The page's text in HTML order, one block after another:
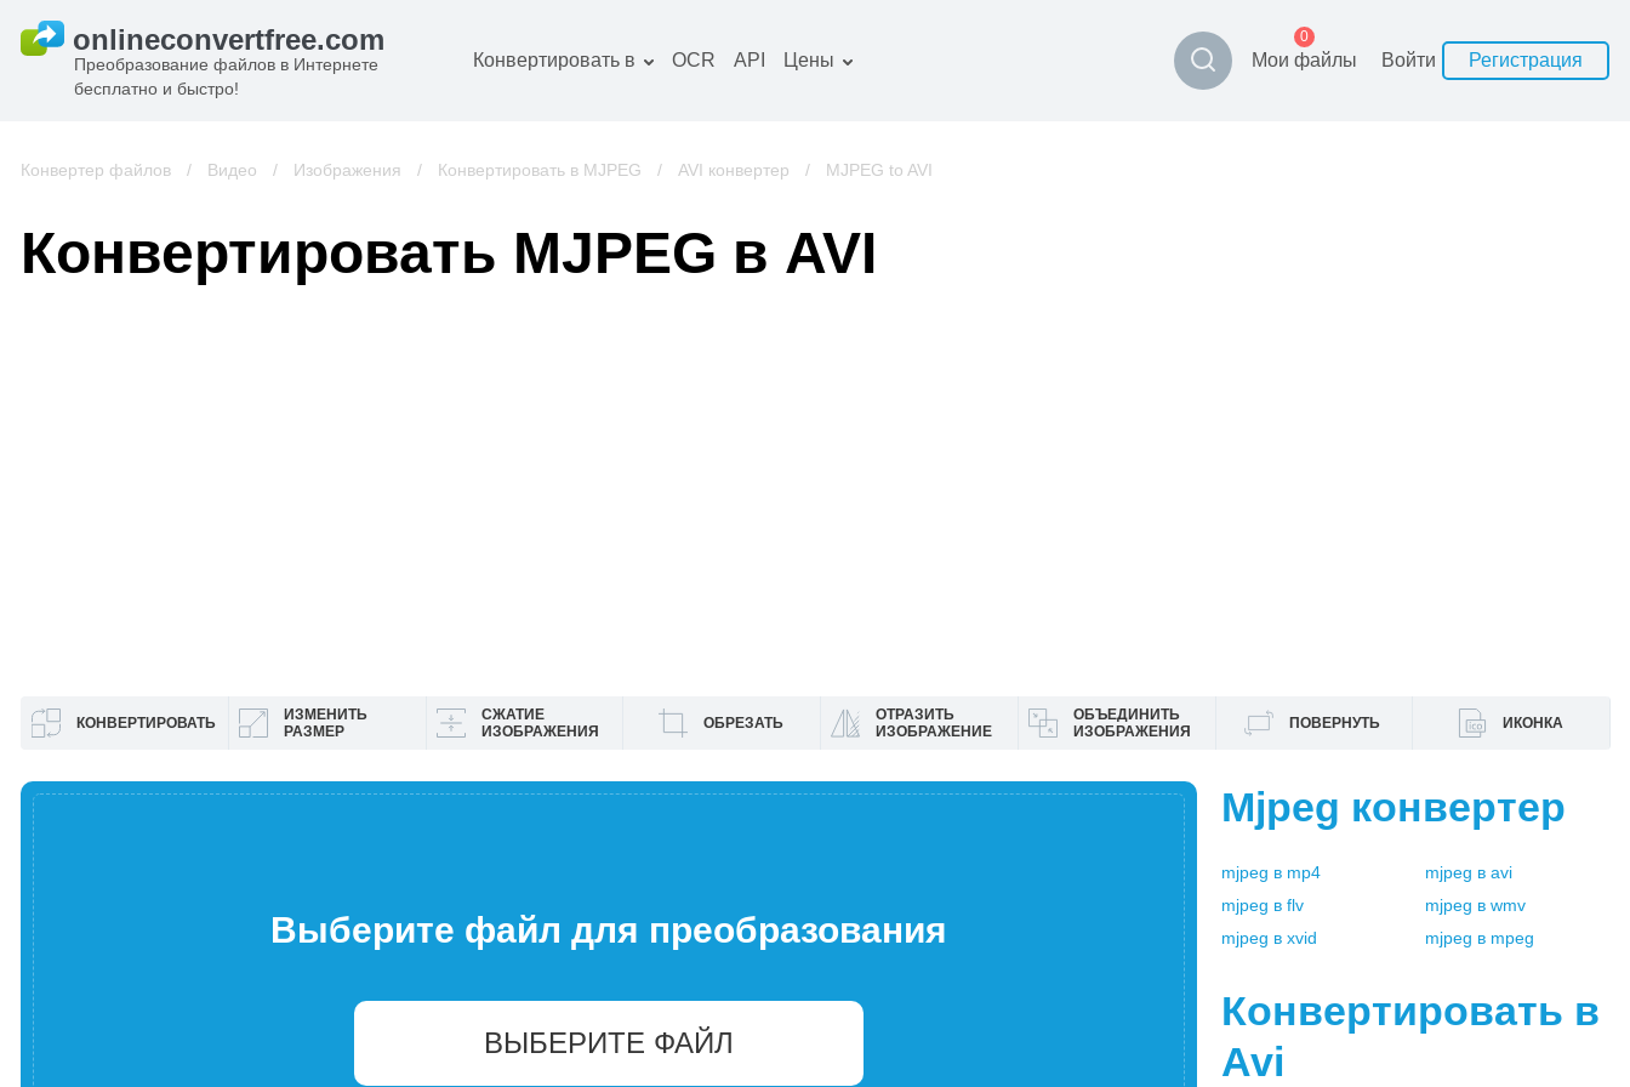
Преобразование файлов в Интернете
бесплатно и быстро!
Конвертировать в
конвертер
Книги конвертер
OCR API Цены Мои файлы
0
Войти Регистрация
Конвертер файлов / Видео / Изображения / Конвертировать в MJPEG / AVI конвертер / MJPEG to AVI
Конвертировать MJPEG в AVI
КОНВЕРТИРОВАТЬ
ИЗМЕНИТЬ
РАЗМЕР
СЖАТИЕ
ИЗОБРАЖЕНИЯ
ОБРЕЗАТЬ
ОТРАЗИТЬ
ИЗОБРАЖЕНИЕ
ОБЪЕДИНИТЬ
ИЗОБРАЖЕНИЯ
ПОВЕРНУТЬ ИКОНКА
Выберите файл для преобразования
ВЫБЕРИТЕ ФАЙЛ
Mjpeg конвертер
mjpeg в mp4 mjpeg в avi
mjpeg в flv mjpeg в wmv
mjpeg в xvid mjpeg в mpeg
Конвертировать в
Avi